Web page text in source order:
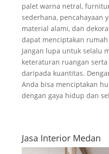
palet warna netral,
sederhana, pencahayaan
material alami, dan
dapat menciptakan
Jangan lupa untuk selalu
keteraturan ruangan
daripada kuantitas.
Anda bisa menciptakan
dengan gaya hidup dan
Jasa Interior Medan